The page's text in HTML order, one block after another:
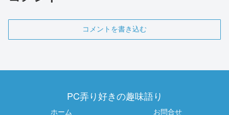
コメントを書き込む
PC弄り好きの趣味語り
ホーム お問合せ